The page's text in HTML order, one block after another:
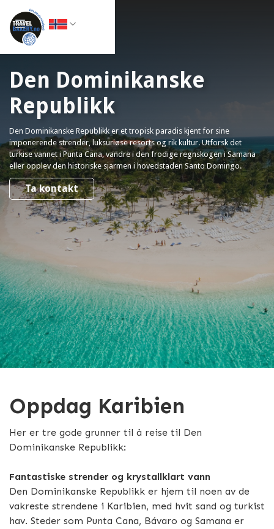
Den Dominikanske
Republikk
Den Dominikanske Republikk er et tropisk paradis kjent for sine
imponerende strender, luksuriøse resorts og rik kultur. Utforsk det
turkise vannet i Punta Cana, vandre i den frodige regnskogen i Samana
eller opplev den historiske sjarmen i hovedstaden Santo Domingo.
Ta kontakt
Oppdag Karibien
Her er tre gode grunner til å reise til Den
Dominikanske Republikk:
Fantastiske strender og krystallklart vann
Den Dominikanske Republikk er hjem til noen av de
vakreste strendene i Karibien, med hvit sand og turkist
hav. Steder som Punta Cana, Bávaro og Samana er